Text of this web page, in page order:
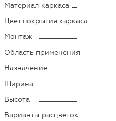
Материал каркаса
Цвет покрытия каркаса
Монтаж
Область применения
Назначение
Ширина
Высота
Варианты расцветок